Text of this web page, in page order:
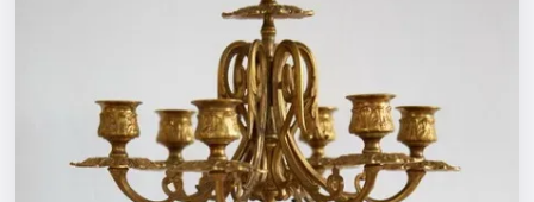
Экскурсии
События